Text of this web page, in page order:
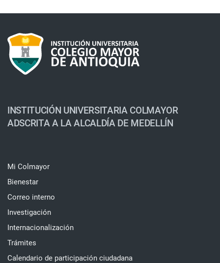
INSTITUCIÓN UNIVERSITARIA COLMAYOR
ADSCRITA A LA ALCALDÍA DE MEDELLÍN
Mi Colmayor
Bienestar
Correo interno
Investigación
Internacionalización
Trámites
Calendario de participación ciudadana